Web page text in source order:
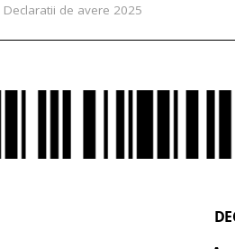
Declaratii de avere 2025